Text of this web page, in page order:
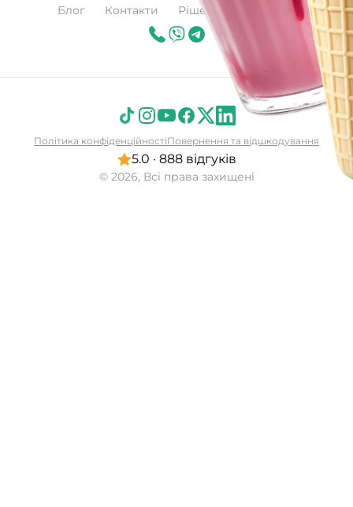
Блог
Контакти Рішення для бізнесу
© 2026, Всі права захищені
5.0 · 888 відгуків
Політика конфіденційностіПовернення та відшкодування